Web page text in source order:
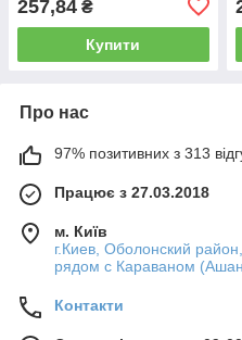
257,84 ₴
Купити
Про нас
97% позитивних з 313
Працює з 27.03.2018
м. Київ
г.Киев, Оболонский
рядом с Караваном
Контакти